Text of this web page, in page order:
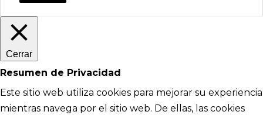
Cerrar
Resumen de Privacidad
Este sitio web utiliza cookies para mejorar su experiencia
mientras navega por el sitio web. De ellas, las cookies